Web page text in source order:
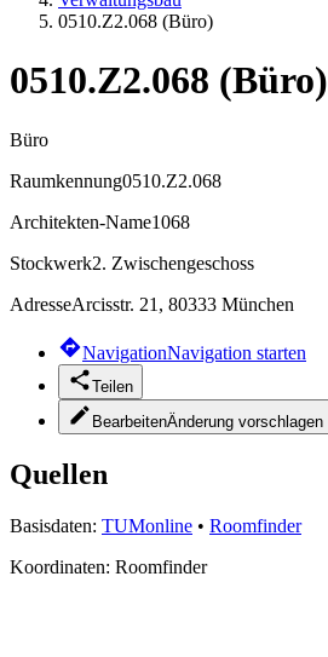
0510.Z2.068 (Büro)
0510.Z2.068 (Büro)
Büro
Raumkennung0510.Z2.068
Architekten-Name1068
Stockwerk2. Zwischengeschoss
AdresseArcisstr. 21, 80333 München
NavigationNavigation starten
Teilen
BearbeitenÄnderung vorschlagen
Quellen
Basisdaten: TUMonline • Roomfinder
Koordinaten: Roomfinder